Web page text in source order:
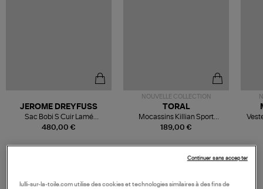
480,00 €
JEROME DREYFUSS
Sac Bobi S Cuir Lamé
Champagne
NOUVELLE COLLECTION
189,00 €
TORAL
Mocassins Killian Sport
Mousse
lulli-sur-la-toile.com utilise des cookies et technologies similaires à des fins de
Continuer sans accepter